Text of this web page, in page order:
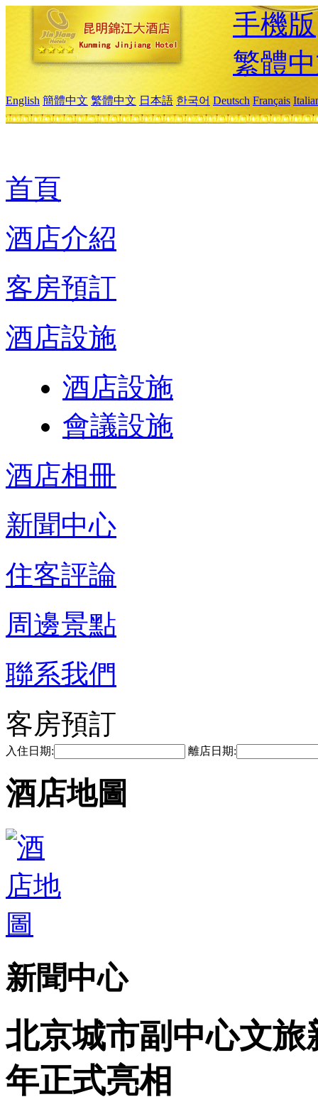
手機版
繁體
English 簡體中文 繁體中文 日本語 한국어 Deutsch Français
首頁
酒店介紹
客房預訂
酒店設施
酒店設施
會議設施
酒店相冊
新聞中心
住客評論
周邊景點
聯系我們
客房預訂
入住日期: 離店日期:
酒店地圖
新聞中心
北京城市副中心文
年正式亮相